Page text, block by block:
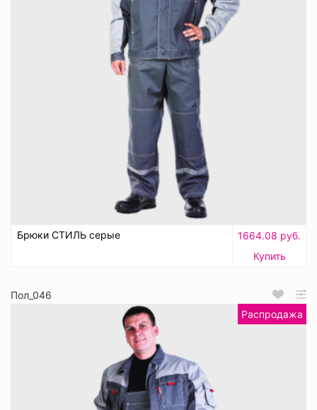
Брюки СТИЛЬ серые
1664.08 руб.
Купить
Пол_046
Распродажа